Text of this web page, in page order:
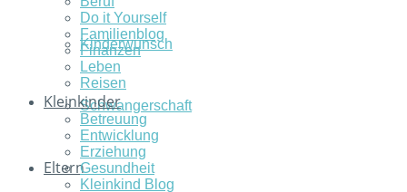
Kinderwunsch
Schwangerschaft
Eltern
Do it Yourself
Familienblog
Finanzen
Leben
Reisen
Kleinkinder
Betreuung
Entwicklung
Erziehung
Gesundheit
Kleinkind Blog